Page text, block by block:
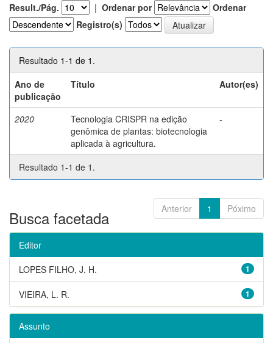
Result./Pág. | Ordenar por
Ordenar
Registro(s)
Resultado 1-1 de 1.
Ano de
publicação
Título Autor(es)
2020
Tecnologia CRISPR na edição
genômica de plantas: biotecnologia
aplicada à agricultura.
-
Resultado 1-1 de 1.
Anterior 1 Póximo
Busca facetada
Editor
1
LOPES FILHO, J. H.
1
VIEIRA, L. R.
Assunto